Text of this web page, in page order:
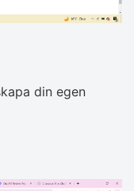
din egen